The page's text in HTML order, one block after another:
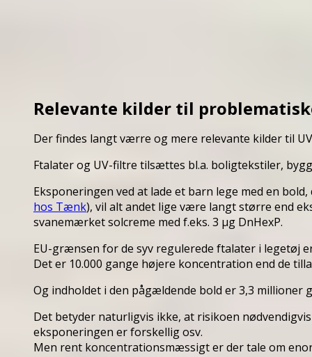
Relevante kilder til
Der findes langt værre og mere relevante kilder til
Ftalater og UV-filtre tilsættes bl.a. boligtekstiler,
Eksponeringen ved at lade et barn lege med en
hos Tænk), vil alt andet lige være langt større end
svanemærket solcreme med f.eks. 3 µg DnHexP.
EU-grænsen for de syv regulerede ftalater i legetøj
Det er 10.000 gange højere koncentration end de
Og indholdet i den pågældende bold er 3,3 millioner
Det betyder naturligvis ikke, at risikoen
eksponeringen er forskellig osv.
Men rent koncentrationsmæssigt er der tale om